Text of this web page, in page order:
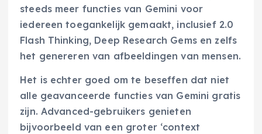
steeds meer functies van Gemini voor
iedereen toegankelijk gemaakt, inclusief 2.0
Flash Thinking, Deep Research Gems en zelfs
het genereren van afbeeldingen van mensen.
Het is echter goed om te beseffen dat niet
alle geavanceerde functies van Gemini gratis
zijn. Advanced-gebruikers genieten
bijvoorbeeld van een groter ‘context